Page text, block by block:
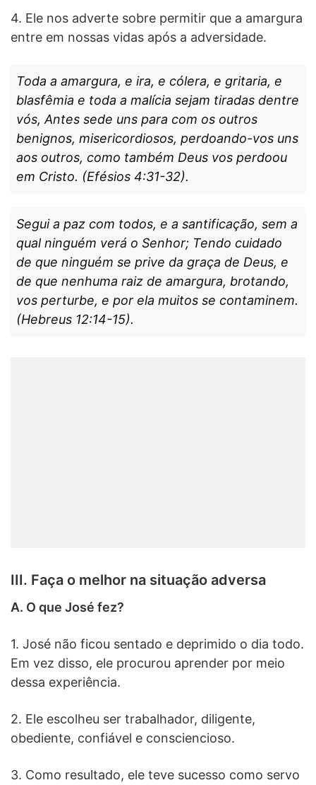
4. Ele nos adverte sobre permitir que a amargura
entre em nossas vidas após a adversidade.
Toda a amargura, e ira, e cólera, e gritaria, e
blasfêmia e toda a malícia sejam tiradas dentre
vós, Antes sede uns para com os outros
benignos, misericordiosos, perdoando-vos uns
aos outros, como também Deus vos perdoou
em Cristo. (Efésios 4:31-32).
Segui a paz com todos, e a santificação, sem a
qual ninguém verá o Senhor; Tendo cuidado
de que ninguém se prive da graça de Deus, e
de que nenhuma raiz de amargura, brotando,
vos perturbe, e por ela muitos se contaminem.
(Hebreus 12:14-15).
III. Faça o melhor na situação adversa
A. O que José fez?
1. José não ficou sentado e deprimido o dia todo.
Em vez disso, ele procurou aprender por meio
dessa experiência.
2. Ele escolheu ser trabalhador, diligente,
obediente, confiável e consciencioso.
3. Como resultado, ele teve sucesso como servo